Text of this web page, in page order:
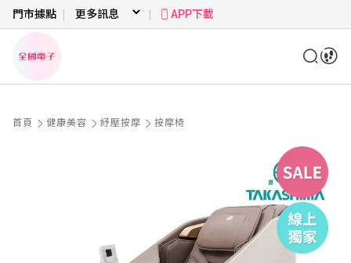
門市據點 APP下載
首頁 健康美容 紓壓按摩 按摩椅